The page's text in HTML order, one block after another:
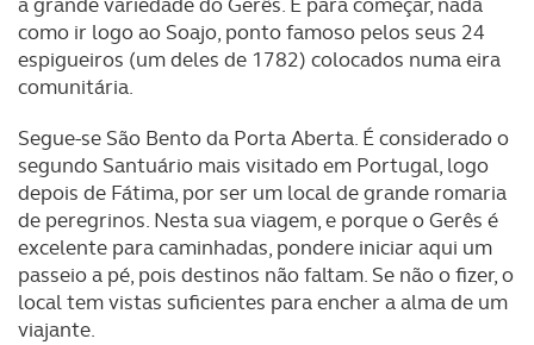
como ir logo ao Soajo, ponto famoso pelos seus 24
espigueiros (um deles de 1782) colocados numa eira
comunitária.
Segue-se São Bento da Porta Aberta. É considerado o
segundo Santuário mais visitado em Portugal, logo
depois de Fátima, por ser um local de grande romaria
de peregrinos. Nesta sua viagem, e porque o Gerês é
excelente para caminhadas, pondere iniciar aqui um
passeio a pé, pois destinos não faltam. Se não o fizer, o
local tem vistas suficientes para encher a alma de um
viajante.